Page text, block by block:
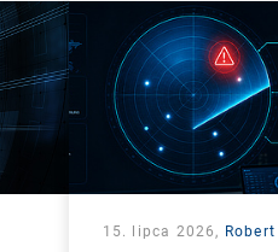
15. lipca 2026,